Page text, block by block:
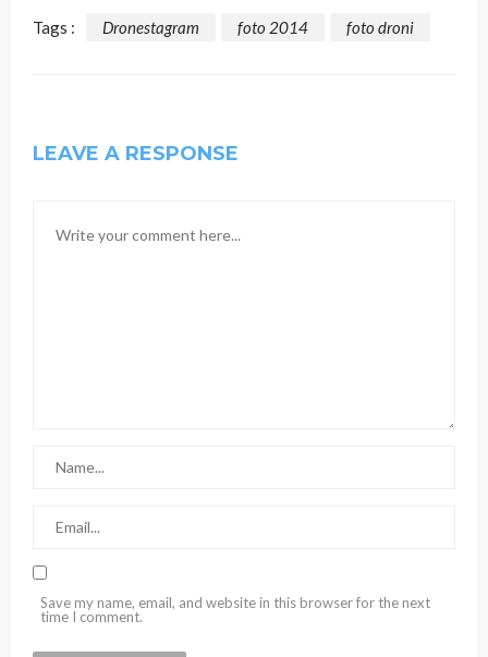
Tags : Dronestagram foto 2014 foto droni
LEAVE A RESPONSE
Save my name, email, and website in this browser for the next
time I comment.